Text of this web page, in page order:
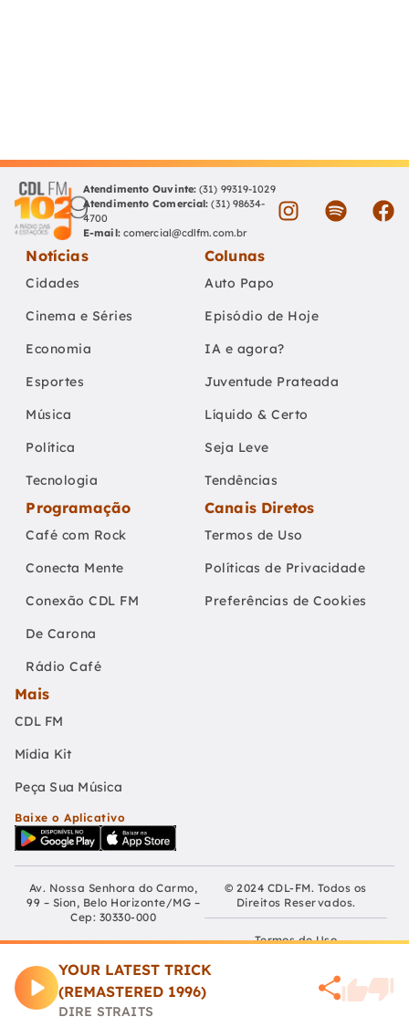
YOUR LATEST TRICK
(REMASTERED 1996)
DIRE STRAITS
Atendimento Ouvinte: (31) 99319-1029
Atendimento Comercial: (31) 98634-
4700
E-mail: comercial@cdlfm.com.br
Notícias
Cidades
Cinema e Séries
Economia
Esportes
Música
Política
Tecnologia
Colunas
Auto Papo
Episódio de Hoje
IA e agora?
Juventude Prateada
Líquido & Certo
Seja Leve
Tendências
Programação
Café com Rock
Conecta Mente
Conexão CDL FM
De Carona
Rádio Café
Canais Diretos
Termos de Uso
Políticas de Privacidade
Preferências de Cookies
Mais
CDL FM
Mídia Kit
Peça Sua Música
Baixe o Aplicativo
Av. Nossa Senhora do Carmo,
99 – Sion, Belo Horizonte/MG –
Cep: 30330-000
Fundação Educativa Cultural
de Belo Horizonte
CNPJ: 04.210.060/0001-90
© 2024 CDL-FM. Todos os
Direitos Reservados.
Termos de Uso
Preferências de Cookies